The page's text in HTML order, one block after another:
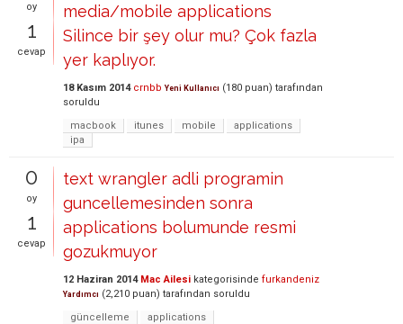
oy
1
cevap
media/mobile applications
Silince bir şey olur mu? Çok fazla
yer kaplıyor.
18 Kasım 2014 crnbb Yeni Kullanıcı (180 puan) tarafından
soruldu
macbook
itunes mobile
applications
ipa
0
oy
1
cevap
text wrangler adli programin
guncellemesinden sonra
applications bolumunde resmi
gozukmuyor
12 Haziran 2014 Mac Ailesi kategorisinde furkandeniz
Yardımcı (2,210 puan) tarafından soruldu
güncelleme
applications